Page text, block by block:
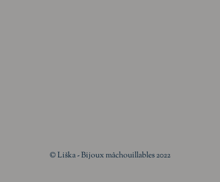
© Liška - Bijoux mâchouillables 2022